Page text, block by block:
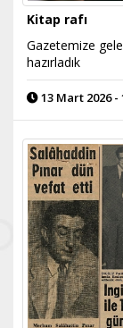
Kitap rafı
Gazetemize
hazırladık
13 Mart 2026 -